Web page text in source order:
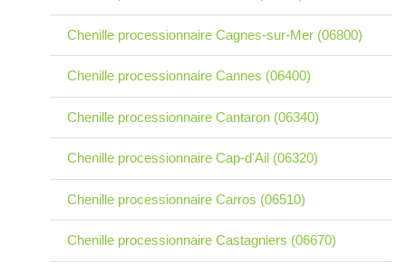
Chenille processionnaire Cagnes-sur-Mer (06800)
Chenille processionnaire Cannes (06400)
Chenille processionnaire Cantaron (06340)
Chenille processionnaire Cap-d'Ail (06320)
Chenille processionnaire Carros (06510)
Chenille processionnaire Castagniers (06670)